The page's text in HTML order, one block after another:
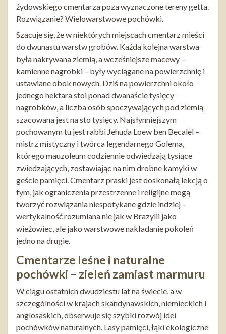
żydowskiego cmentarza poza wyznaczone tereny getta.
Rozwiązanie? Wielowarstwowe pochówki.
Szacuje się, że w niektórych miejscach cmentarz mieści
do dwunastu warstw grobów. Każda kolejna warstwa
była nakrywana ziemią, a wcześniejsze macewy –
kamienne nagrobki – były wyciągane na powierzchnię i
ustawiane obok nowych. Dziś na powierzchni około
jednego hektara stoi ponad dwanaście tysięcy
nagrobków, a liczba osób spoczywających pod ziemią
szacowana jest na sto tysięcy. Najsłynniejszym
pochowanym tu jest rabbi Jehuda Loew ben Becalel –
mistrz mistyczny i twórca legendarnego Golema,
którego mauzoleum codziennie odwiedzają tysiące
zwiedzających, zostawiając na nim drobne kamyki w
geście pamięci. Cmentarz praski jest doskonałą lekcją o
tym, jak ograniczenia przestrzenne i religijne mogą
tworzyć rozwiązania niespotykane gdzie indziej –
wertykalność rozumiana nie jak w Brazylii jako
wieżowiec, ale jako warstwowe nakładanie pokoleń
jedno na drugie.
Cmentarze leśne i naturalne
pochówki – zieleń zamiast marmuru
W ciągu ostatnich dwudziestu lat na świecie, a w
szczególności w krajach skandynawskich, niemieckich i
anglosaskich, obserwuje się szybki rozwój idei
pochówków naturalnych. Lasy pamięci, łąki ekologiczne